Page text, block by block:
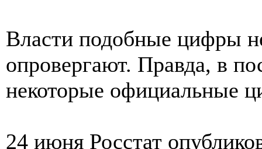
Власти подобные цифры
опровергают. Правда, в
некоторые официальные
24 июня Росстат